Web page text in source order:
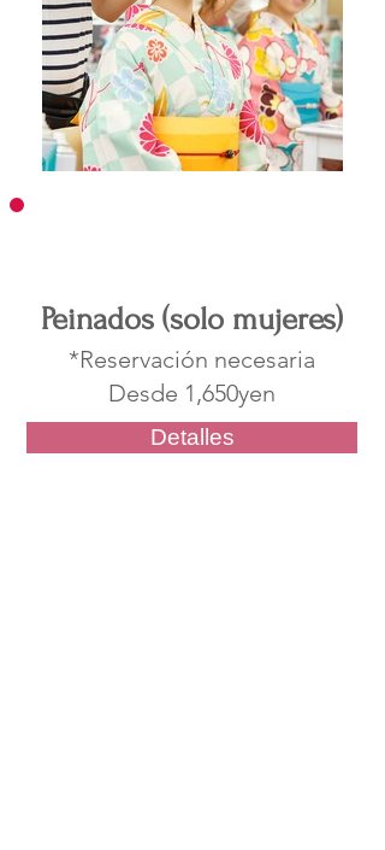
Peinados (solo mujeres)
*Reservación necesaria
Desde 1,650yen
Detalles